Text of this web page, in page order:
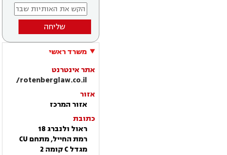
שליחה
משרד ראשי
אתר אינטרנט
rotenberglaw.co.il/
אזור
אזור המרכז
כתובת
ראול ולנברג 18
רמת החייל, מתחם CU
מגדל C קומה 2